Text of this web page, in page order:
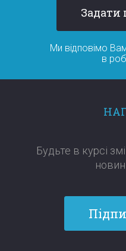
Задати
Ми відповімо
в
Будьте в курсі
новин